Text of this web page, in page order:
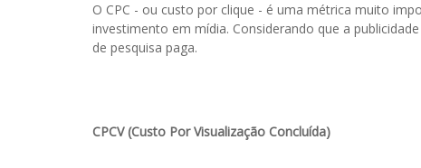
O CPC - ou custo por clique - é uma métrica muito
investimento em mídia. Considerando que a
de pesquisa paga.
CPCV (Custo Por Visualização Concluída)